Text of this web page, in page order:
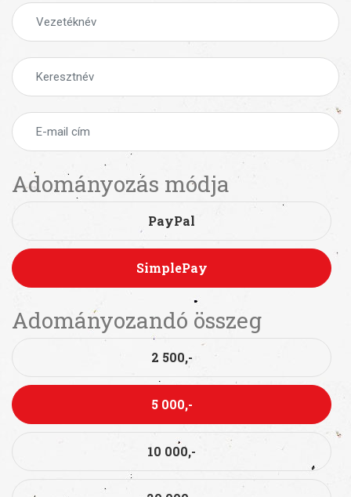
Adományozás módja
PayPal
SimplePay
Adományozandó összeg
2 500,-
5 000,-
10 000,-